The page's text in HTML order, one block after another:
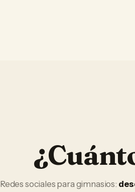
Redes sociales paragimnasios: